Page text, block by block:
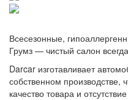
Всесезонные,
Грумз — чистый салон
Darcar изготавливает
собственном производстве,
качество товара и